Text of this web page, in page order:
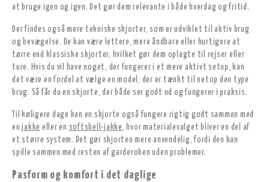
at bruge igen og igen. Det gør dem relevante i både hverdag og fritid.
Der findes også mere tekniske skjorter, som er udviklet til aktiv brug
og bevægelse. De kan være lettere, mere åndbare eller hurtigere at
tørre end klassiske skjorter, hvilket gør dem oplagte til rejser eller
ture. Hvis du vil have noget, der fungerer i et mere aktivt setup, kan
det være en fordel at vælge en model, der er tænkt til netop den type
brug. Så får du en skjorte, der både ser godt ud og fungerer i praksis.
Til køligere dage kan en skjorte også fungere rigtig godt sammen med
enjakke eller en softshell-jakke , hvor materialevalget bliver en del af
et større system. Det gør skjorten mere anvendelig, fordi den kan
spille sammen med resten af garderoben uden problemer.
Pasform og komfort i det daglige